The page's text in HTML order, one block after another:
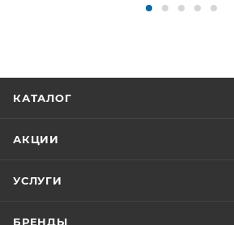
КАТАЛОГ
АКЦИИ
УСЛУГИ
БРЕНДЫ